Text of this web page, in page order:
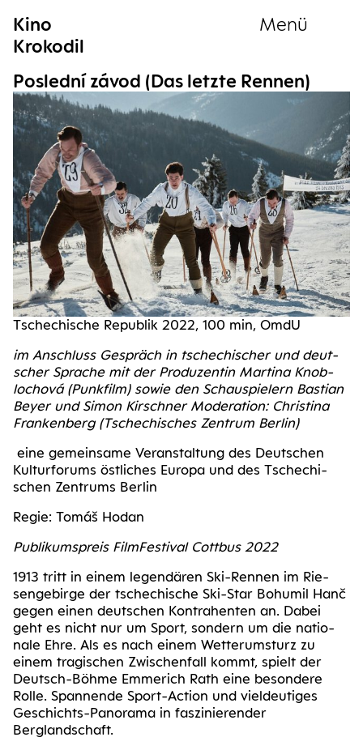
Kino
Krokodil
Menü
Pos­led­ní závod (Das letz­te Rennen)
Tsche­chi­sche Repu­blik 2022, 100 min, OmdU
im Anschluss Gespräch in tsche­chi­scher und deut­
scher Spra­che mit der Pro­du­zen­tin Mar­ti­na Knob­
loch­o­vá (Punk­film) sowie den Schau­spie­lern Bas­ti­an
Bey­er und Simon Kir­sch­ner Mode­ra­ti­on: Chris­ti­na
Fran­ken­berg (Tsche­chi­sches Zen­trum Berlin)
eine gemein­sa­me Ver­an­stal­tung des Deut­schen
Kul­tur­fo­rums öst­li­ches Euro­pa und des Tsche­chi­
schen Zen­trums Berlin
Regie: Tomáš Hodan
Publi­kums­preis Film­Fes­ti­val Cott­bus 2022
1913 tritt in einem legen­dä­ren Ski-Ren­nen im Rie­
sen­ge­bir­ge der tsche­chi­sche Ski-Star Bohu­mil Hanč
gegen einen deut­schen Kon­tra­hen­ten an. Dabei
geht es nicht nur um Sport, son­dern um die natio­
na­le Ehre. Als es nach einem Wet­ter­um­sturz zu
einem tra­gi­schen Zwi­schen­fall kommt, spielt der
Deutsch-Böh­me Emme­rich Rath eine beson­de­re
Rol­le. Span­nen­de Sport-Action und viel­deu­ti­ges
Geschichts-Pan­ora­ma in fas­zi­nie­ren­der
Berglandschaft.